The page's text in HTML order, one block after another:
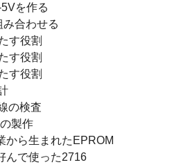
を作る
合わせる
す役割
す役割
す役割
の検査
製作
から生まれたEPROM
んで使った2716